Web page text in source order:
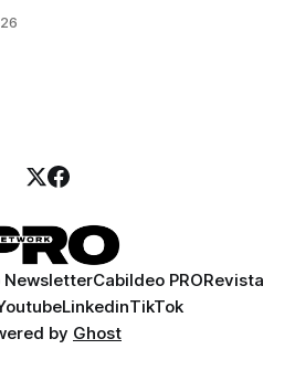
calidad y experiencias que
NewsletterCabildeo PRORevista
LinkedinTikTok
by Ghost